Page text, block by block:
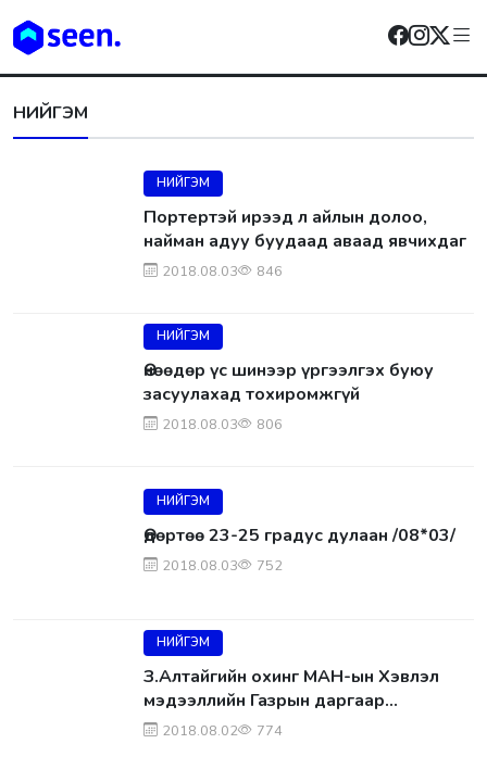
НИЙГЭМ
НИЙГЭМ
Портертэй ирээд л айлын долоо,
найман адуу буудаад аваад явчихдаг
2018.08.03 846
НИЙГЭМ
Өнөөдөр үс шинээр үргээлгэх буюу
засуулахад тохиромжгүй
2018.08.03 806
НИЙГЭМ
Өдөртөө 23-25 градус дулаан /08*03/
2018.08.03 752
НИЙГЭМ
З.Алтайгийн охинг МАН-ын Хэвлэл
мэдээллийн Газрын даргаар
томилжээ
2018.08.02 774